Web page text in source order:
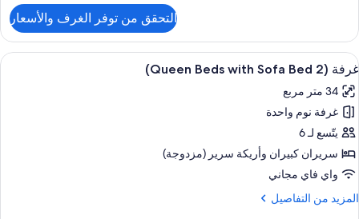
غرفة
سرير
ملكي
مع
أريكة
سرير
التحقق من توفر الغرف والأسعار
استعراض
جميع
صور
غرفة
(2
Queen
Beds
with
Sofa
خزنة داخل الغرفة ومكتب ومساحة عمل
6
غرفة (2 Queen Beds with Sofa Bed)
34 متر مربع
غرفة نوم واحدة
يتّسع لـ 6
سريران كبيران‫‬ وأريكة سرير (مزدوجة)
واي فاي مجاني
المزيد من التفاصيل
المزيد